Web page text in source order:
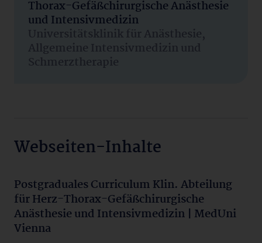
Thorax-Gefäßchirurgische Anästhesie
und Intensivmedizin
Universitätsklinik für Anästhesie,
Allgemeine Intensivmedizin und
Schmerztherapie
Webseiten-Inhalte
Postgraduales Curriculum Klin. Abteilung
für Herz-Thorax-Gefäßchirurgische
Anästhesie und Intensivmedizin | MedUni
Vienna